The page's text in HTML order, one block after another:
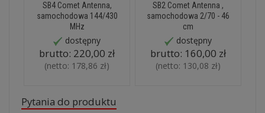
SB4 Comet Antenna,
samochodowa 144/430
MHz
dostępny
brutto: 220,00 zł
(netto: 178,86 zł)
SB2 Comet Antenna ,
samochodowa 2/70 - 46
cm
dostępny
brutto: 160,00 zł
(netto: 130,08 zł)
Pytania do produktu